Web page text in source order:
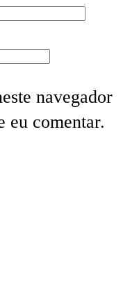
navegador
eu comentar.